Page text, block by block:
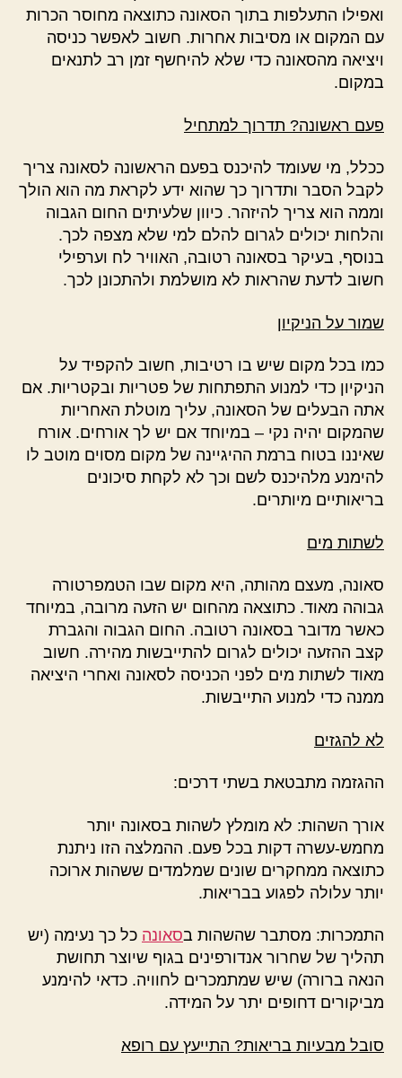
ואפילו התעלפות בתוך הסאונה כתוצאה מחוסר הכרות
עם המקום או מסיבות אחרות. חשוב לאפשר כניסה
ויציאה מהסאונה כדי שלא להיחשף זמן רב לתנאים
במקום.
פעם ראשונה? תדרוך למתחיל
ככלל, מי שעומד להיכנס בפעם הראשונה לסאונה צריך
לקבל הסבר ותדרוך כך שהוא ידע לקראת מה הוא הולך
וממה הוא צריך להיזהר. כיוון שלעיתים החום הגבוה
והלחות יכולים לגרום להלם למי שלא מצפה לכך.
בנוסף, בעיקר בסאונה רטובה, האוויר לח וערפילי
חשוב לדעת שהראות לא מושלמת ולהתכונן לכך.
שמור על הניקיון
כמו בכל מקום שיש בו רטיבות, חשוב להקפיד על
הניקיון כדי למנוע התפתחות של פטריות ובקטריות. אם
אתה הבעלים של הסאונה, עליך מוטלת האחריות
שהמקום יהיה נקי – במיוחד אם יש לך אורחים. אורח
שאיננו בטוח ברמת ההיגיינה של מקום מסוים מוטב לו
להימנע מלהיכנס לשם וכך לא לקחת סיכונים
בריאותיים מיותרים.
לשתות מים
סאונה, מעצם מהותה, היא מקום שבו הטמפרטורה
גבוהה מאוד. כתוצאה מהחום יש הזעה מרובה, במיוחד
כאשר מדובר בסאונה רטובה. החום הגבוה והגברת
קצב ההזעה יכולים לגרום להתייבשות מהירה. חשוב
מאוד לשתות מים לפני הכניסה לסאונה ואחרי היציאה
ממנה כדי למנוע התייבשות.
לא להגזים
ההגזמה מתבטאת בשתי דרכים:
אורך השהות: לא מומלץ לשהות בסאונה יותר
מחמש-עשרה דקות בכל פעם. ההמלצה הזו ניתנת
כתוצאה ממחקרים שונים שמלמדים ששהות ארוכה
יותר עלולה לפגוע בבריאות.
התמכרות: מסתבר שהשהות בסאונה כל כך נעימה (יש
תהליך של שחרור אנדורפינים בגוף שיוצר תחושת
הנאה ברורה) שיש שמתמכרים לחוויה. כדאי להימנע
מביקורים דחופים יתר על המידה.
סובל מבעיות בריאות? התייעץ עם רופא